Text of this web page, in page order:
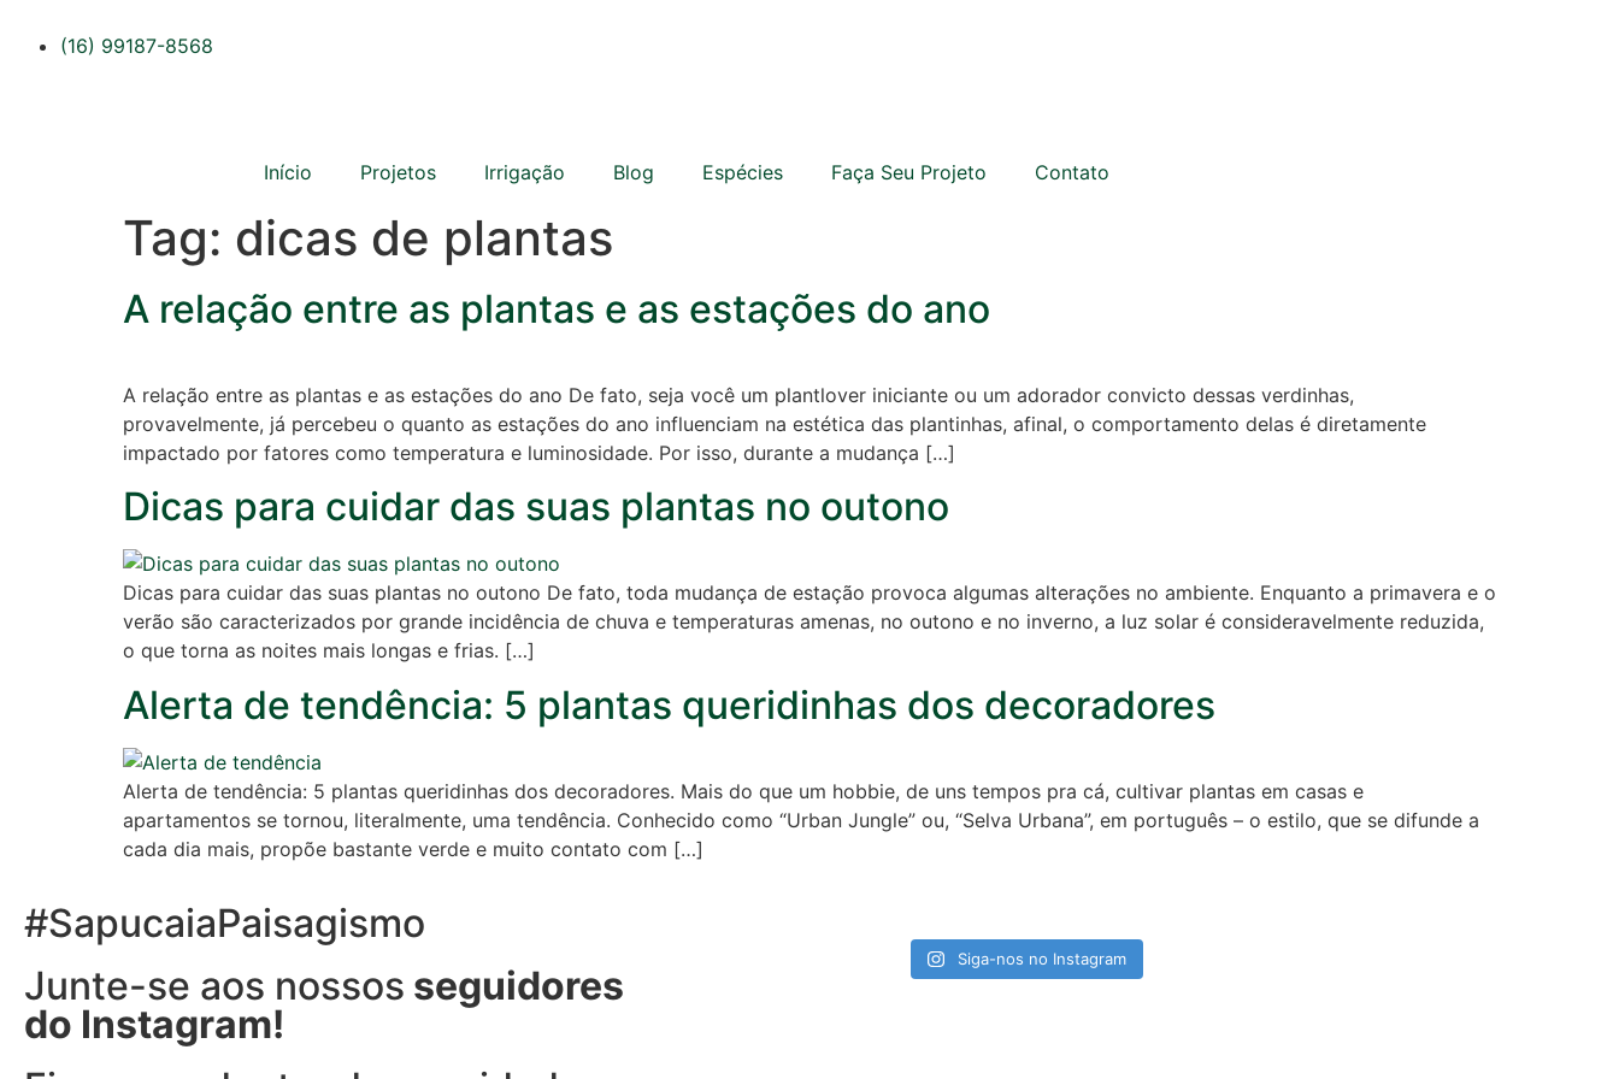
(16) 99187-8568
Início Projetos Irrigação Blog Espécies Faça Seu Projeto Contato
Tag: dicas de plantas
A relação entre as plantas e as estações do ano
A relação entre as plantas e as estações do ano De fato, seja você um plantlover iniciante ou um adorador convicto dessas verdinhas,
provavelmente, já percebeu o quanto as estações do ano influenciam na estética das plantinhas, afinal, o comportamento delas é diretamente
impactado por fatores como temperatura e luminosidade. Por isso, durante a mudança […]
Dicas para cuidar das suas plantas no outono
Dicas para cuidar das suas plantas no outono De fato, toda mudança de estação provoca algumas alterações no ambiente. Enquanto a primavera e o
verão são caracterizados por grande incidência de chuva e temperaturas amenas, no outono e no inverno, a luz solar é consideravelmente reduzida,
o que torna as noites mais longas e frias. […]
Alerta de tendência: 5 plantas queridinhas dos decoradores
Alerta de tendência: 5 plantas queridinhas dos decoradores. Mais do que um hobbie, de uns tempos pra cá, cultivar plantas em casas e
apartamentos se tornou, literalmente, uma tendência. Conhecido como “Urban Jungle” ou, “Selva Urbana”, em português – o estilo, que se difunde a
cada dia mais, propõe bastante verde e muito contato com […]
#SapucaiaPaisagismo
Junte-se aos nossos seguidores
do Instagram!
Siga-nos no Instagram